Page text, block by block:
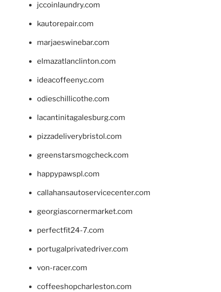
jccoinlaundry.com
kautorepair.com
marjaeswinebar.com
elmazatlanclinton.com
ideacoffeenyc.com
odieschillicothe.com
lacantinitagalesburg.com
pizzadeliverybristol.com
greenstarsmogcheck.com
happypawspl.com
callahansautoservicecenter.com
georgiascornermarket.com
perfectfit24-7.com
portugalprivatedriver.com
von-racer.com
coffeeshopcharleston.com